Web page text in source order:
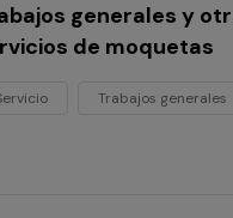
generales y
de moquetas
Trabajos generales